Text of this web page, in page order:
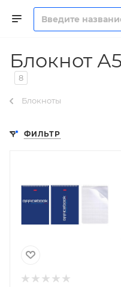
Блокнот
8
Блокноты
ФИЛЬТР